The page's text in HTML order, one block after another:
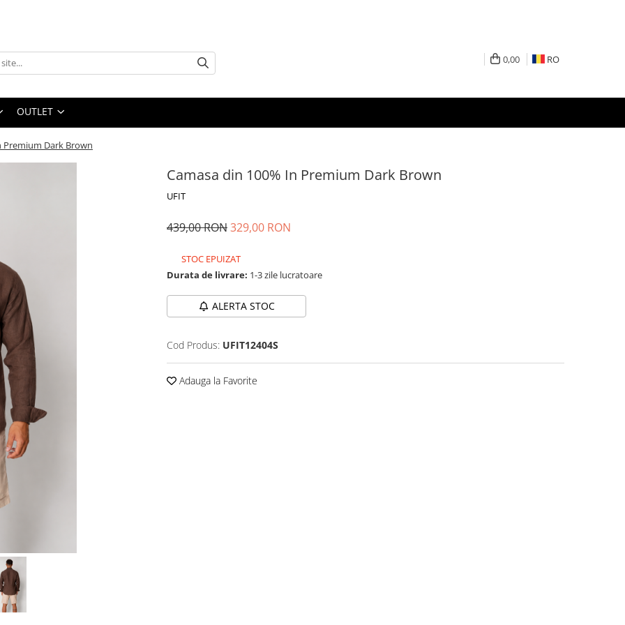
0,00 RO
OUTLET
Premium Dark Brown
Camasa din 100% In Premium Dark Brown
UFIT
439,00 RON329,00 RON
STOC EPUIZAT
Durata de livrare: 1-3 zile lucratoare
ALERTA STOC
Cod Produs: UFIT12404S
Adauga la Favorite